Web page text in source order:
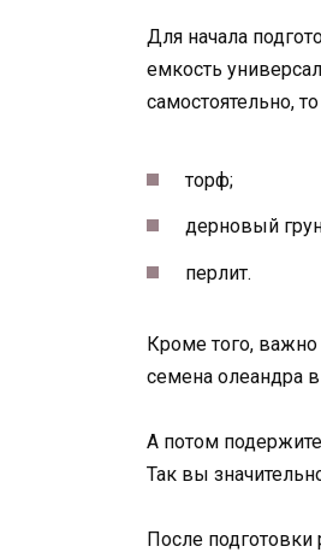
Для начала
емкость
самостоятельно,
торф;
дерновый
перлит.
Кроме того, важно
семена олеандра
А потом
Так вы
После подготовки